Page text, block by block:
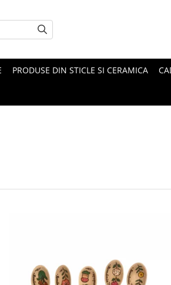
PRODUSE DIN STICLE SI CERAMICA